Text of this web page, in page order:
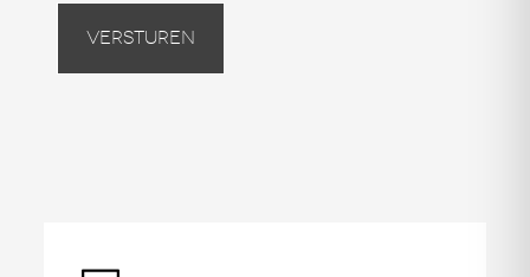
Versturen